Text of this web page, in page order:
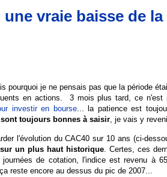
vraie baisse de
pourquoi je ne pensais pas que la période
en actions. 3 mois plus tard, ce n'est
investir en bourse... la patience est
toujours bonnes à saisir, je vais y
l'évolution du CAC40 sur 10 ans (ci-
un plus haut historique. Certes, ces
journées de cotation, l'indice est revenu à
reste encore au dessus du pic de 2007...